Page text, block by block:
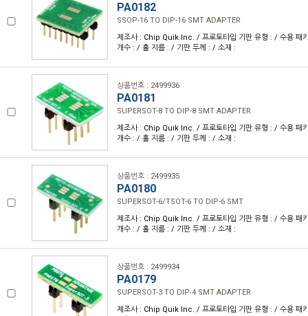
PA0182
SSOP-16 TO DIP-16 SMT ADAPTER
제조사 : Chip Quik Inc. / 프로토타입 기판 유형 : / 수용 패
개수 : / 홀 지름 : / 기판 두께 : / 소재 :
상품번호 : 2499936
PA0181
SUPERSOT-8 TO DIP-8 SMT ADAPTER
제조사 : Chip Quik Inc. / 프로토타입 기판 유형 : / 수용 패
개수 : / 홀 지름 : / 기판 두께 : / 소재 :
상품번호 : 2499935
PA0180
SUPERSOT-6/TSOT-6 TO DIP-6 SMT
제조사 : Chip Quik Inc. / 프로토타입 기판 유형 : / 수용 패
개수 : / 홀 지름 : / 기판 두께 : / 소재 :
상품번호 : 2499934
PA0179
SUPERSOT-3 TO DIP-4 SMT ADAPTER
제조사 : Chip Quik Inc. / 프로토타입 기판 유형 : / 수용 패